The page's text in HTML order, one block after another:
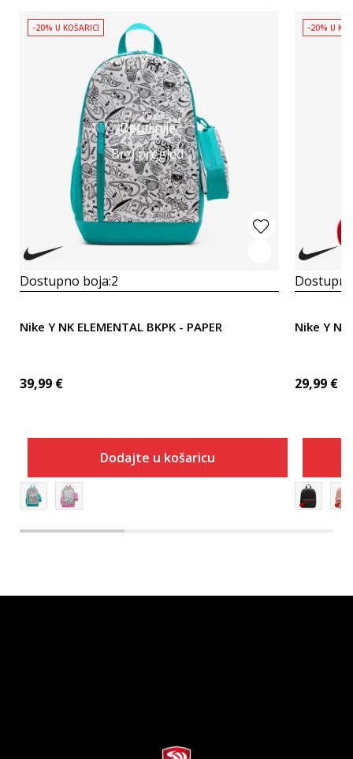
Detaljnije
Brzi pregled
-20% U KOŠARICI
Dostupno boja:2
Nike Y NK ELEMENTAL BKPK - PAPER
39,99 €
Dodajte u košaricu
-20% U
Nike Y NK
29,99 €